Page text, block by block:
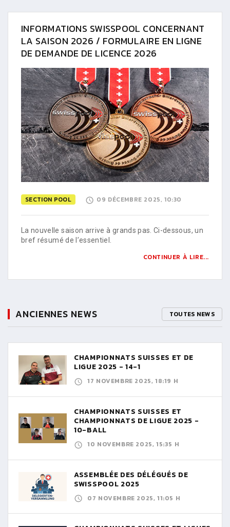
INFORMATIONS SWISSPOOL CONCERNANT
LA SAISON 2026 / FORMULAIRE EN LIGNE
DE DEMANDE DE LICENCE 2026
SECTION POOL 09 DÉCEMBRE 2025, 10:30
La nouvelle saison arrive à grands pas. Ci-dessous, un
bref résumé de l’essentiel.
CONTINUER À LIRE...
ANCIENNES NEWS TOUTES NEWS
CHAMPIONNATS SUISSES ET DE
LIGUE 2025 - 14-1
17 NOVEMBRE 2025, 18:19 H
CHAMPIONNATS SUISSES ET
CHAMPIONNATS DE LIGUE 2025 -
10-BALL
10 NOVEMBRE 2025, 15:35 H
ASSEMBLÉE DES DÉLÉGUÉS DE
SWISSPOOL 2025
07 NOVEMBRE 2025, 11:05 H